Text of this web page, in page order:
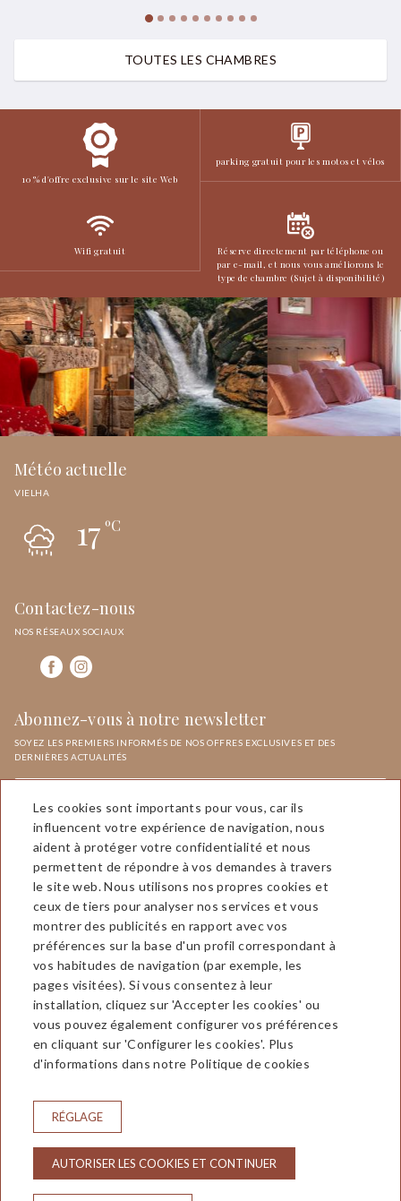
TOUTES LES CHAMBRES
10 % d'offre exclusive sur le site Web
parking gratuit pour les motos et vélos
Wifi gratuit
Réserve directement par téléphone ou
par e-mail, et nous vous améliorons le
type de chambre (Sujet à disponibilité)
Météo actuelle
VIELHA
17ºC
Contactez-nous
NOS RÉSEAUX SOCIAUX
Abonnez-vous à notre newsletter
SOYEZ LES PREMIERS INFORMÉS DE NOS OFFRES EXCLUSIVES ET DES
DERNIÈRES ACTUALITÉS
Hotel Aran La Abuela
Avda. Castiero, 5 25530 Vielha
(Valle de Aran) Lleida
T. 973 64 00 50
hotelaran@hotelaran.net
POLITIQUE DE CONFIDENTIALITÉ
POLITIQUE DE COOKIES
Les cookies sont importants pour vous, car ils
influencent votre expérience de navigation, nous
aident à protéger votre confidentialité et nous
permettent de répondre à vos demandes à travers
le site web. Nous utilisons nos propres cookies et
ceux de tiers pour analyser nos services et vous
montrer des publicités en rapport avec vos
préférences sur la base d'un profil correspondant à
vos habitudes de navigation (par exemple, les
pages visitées). Si vous consentez à leur
installation, cliquez sur 'Accepter les cookies' ou
vous pouvez également configurer vos préférences
en cliquant sur 'Configurer les cookies'. Plus
d'informations dans notre Politique de cookies
RÉGLAGE
AUTORISER LES COOKIES ET CONTINUER